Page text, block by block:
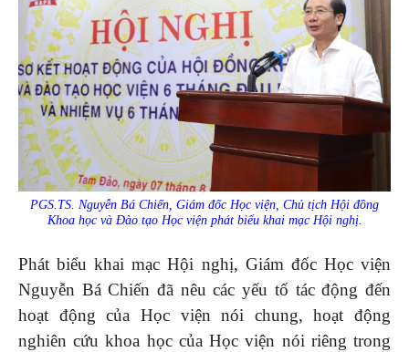
PGS.TS. Nguyễn Bá Chiến, Giám đốc Học viện, Chủ tịch Hội đồng
Khoa học và Đào tạo Học viện phát biểu khai mạc Hội nghị.
Phát biểu khai mạc Hội nghị, Giám đốc Học viện
Nguyễn Bá Chiến đã nêu các yếu tố tác động đến
hoạt động của Học viện nói chung, hoạt động
nghiên cứu khoa học của Học viện nói riêng trong